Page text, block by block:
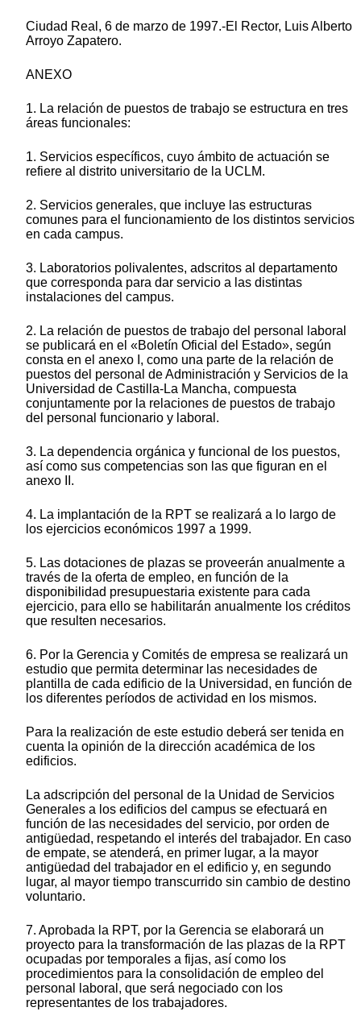
Ciudad Real, 6 de marzo de 1997.-El Rector, Luis Alberto
Arroyo Zapatero.
ANEXO
1. La relación de puestos de trabajo se estructura en tres
áreas funcionales:
1. Servicios específicos, cuyo ámbito de actuación se
refiere al distrito universitario de la UCLM.
2. Servicios generales, que incluye las estructuras
comunes para el funcionamiento de los distintos servicios
en cada campus.
3. Laboratorios polivalentes, adscritos al departamento
que corresponda para dar servicio a las distintas
instalaciones del campus.
2. La relación de puestos de trabajo del personal laboral
se publicará en el «Boletín Oficial del Estado», según
consta en el anexo I, como una parte de la relación de
puestos del personal de Administración y Servicios de la
Universidad de Castilla-La Mancha, compuesta
conjuntamente por la relaciones de puestos de trabajo
del personal funcionario y laboral.
3. La dependencia orgánica y funcional de los puestos,
así como sus competencias son las que figuran en el
anexo II.
4. La implantación de la RPT se realizará a lo largo de
los ejercicios económicos 1997 a 1999.
5. Las dotaciones de plazas se proveerán anualmente a
través de la oferta de empleo, en función de la
disponibilidad presupuestaria existente para cada
ejercicio, para ello se habilitarán anualmente los créditos
que resulten necesarios.
6. Por la Gerencia y Comités de empresa se realizará un
estudio que permita determinar las necesidades de
plantilla de cada edificio de la Universidad, en función de
los diferentes períodos de actividad en los mismos.
Para la realización de este estudio deberá ser tenida en
cuenta la opinión de la dirección académica de los
edificios.
La adscripción del personal de la Unidad de Servicios
Generales a los edificios del campus se efectuará en
función de las necesidades del servicio, por orden de
antigüedad, respetando el interés del trabajador. En caso
de empate, se atenderá, en primer lugar, a la mayor
antigüedad del trabajador en el edificio y, en segundo
lugar, al mayor tiempo transcurrido sin cambio de destino
voluntario.
7. Aprobada la RPT, por la Gerencia se elaborará un
proyecto para la transformación de las plazas de la RPT
ocupadas por temporales a fijas, así como los
procedimientos para la consolidación de empleo del
personal laboral, que será negociado con los
representantes de los trabajadores.